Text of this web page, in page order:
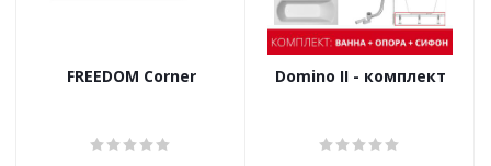
FREEDOM Corner Domino II - комплект